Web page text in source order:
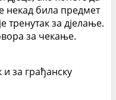
некад била предмет
тренутак за дјелање.
за чекање.
и за грађанску